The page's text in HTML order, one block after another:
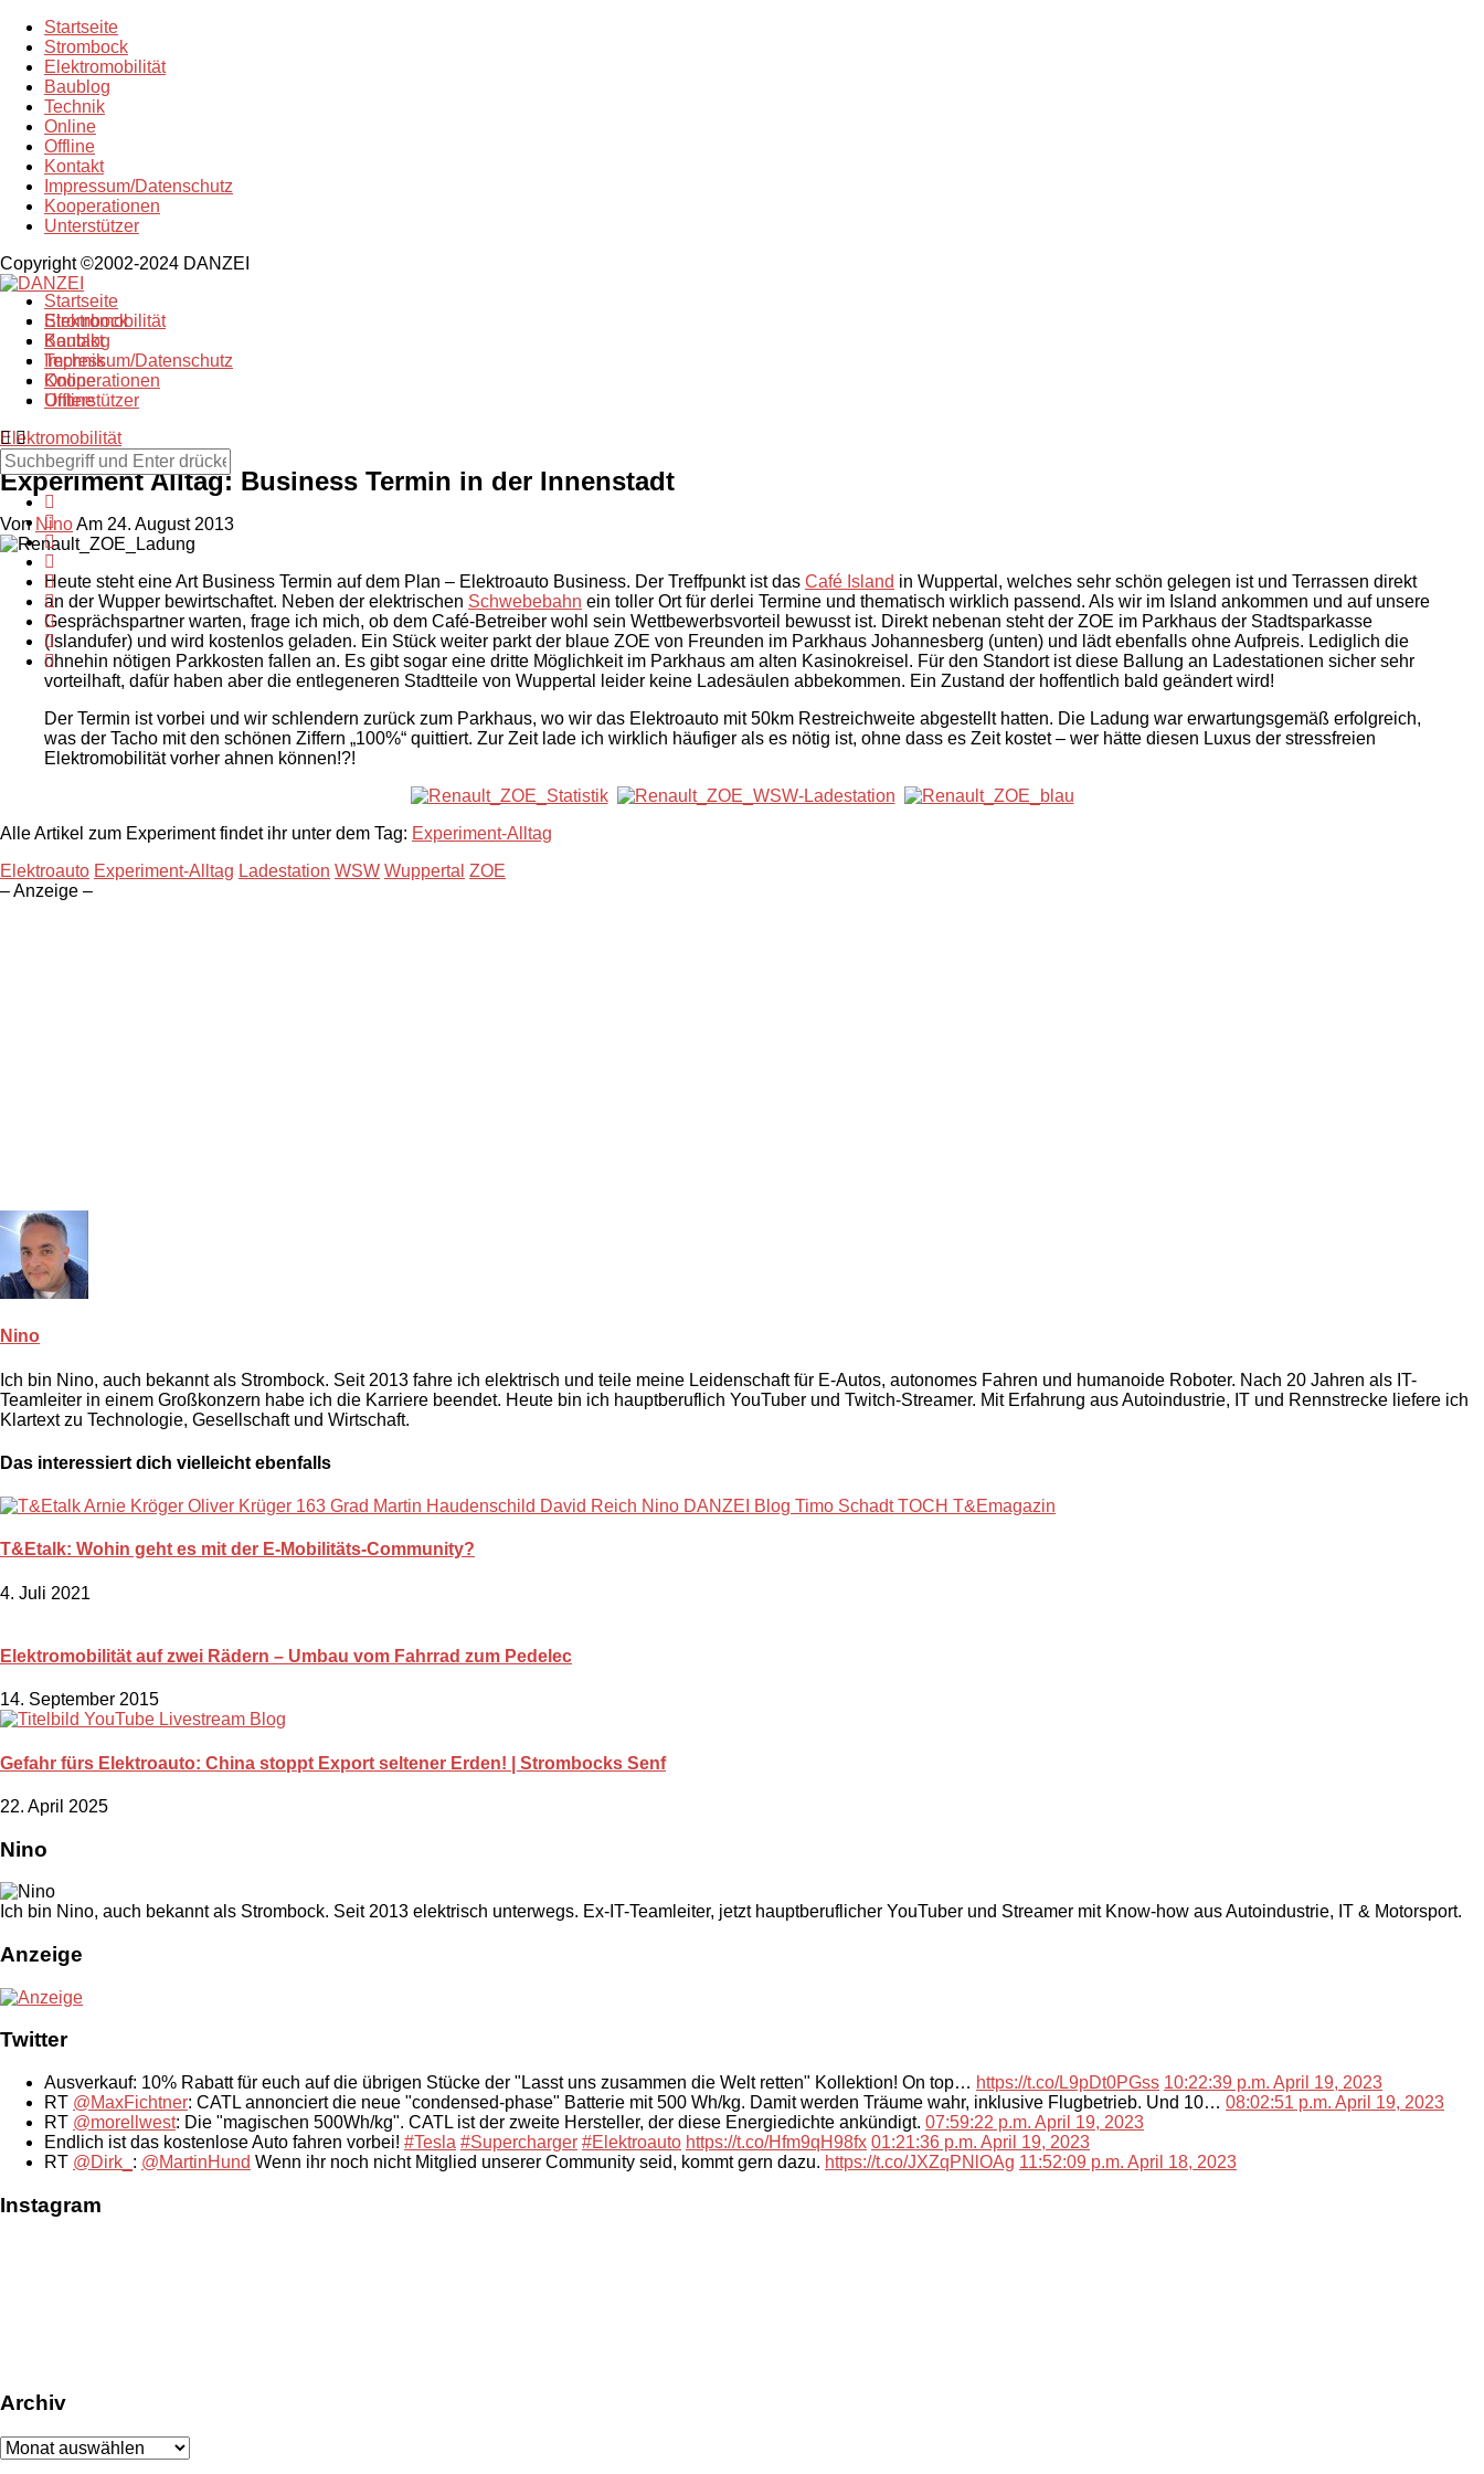
Startseite
Strombock
Elektromobilität
Baublog
Technik
Online
Offline
Kontakt
Impressum/Datenschutz
Kooperationen
Unterstützer
Copyright ©2002-2024 DANZEI
Startseite
Strombock
Kontakt
Impressum/Datenschutz
Kooperationen
Unterstützer
Elektromobilität
Baublog
Technik
Online
Offline
Elektromobilität
Experiment Alltag: Business Termin in der Innenstadt
Von NinoAm 24. August 2013
Heute steht eine Art Business Termin auf dem Plan – Elektroauto Business. Der Treffpunkt ist das Café Island in Wuppertal, welches sehr schön gelegen ist und Terrassen direkt
an der Wupper bewirtschaftet. Neben der elektrischen Schwebebahn ein toller Ort für derlei Termine und thematisch wirklich passend. Als wir im Island ankommen und auf unsere
Gesprächspartner warten, frage ich mich, ob dem Café-Betreiber wohl sein Wettbewerbsvorteil bewusst ist. Direkt nebenan steht der ZOE im Parkhaus der Stadtsparkasse
(Islandufer) und wird kostenlos geladen. Ein Stück weiter parkt der blaue ZOE von Freunden im Parkhaus Johannesberg (unten) und lädt ebenfalls ohne Aufpreis. Lediglich die
ohnehin nötigen Parkkosten fallen an. Es gibt sogar eine dritte Möglichkeit im Parkhaus am alten Kasinokreisel. Für den Standort ist diese Ballung an Ladestationen sicher sehr
vorteilhaft, dafür haben aber die entlegeneren Stadtteile von Wuppertal leider keine Ladesäulen abbekommen. Ein Zustand der hoffentlich bald geändert wird!
Der Termin ist vorbei und wir schlendern zurück zum Parkhaus, wo wir das Elektroauto mit 50km Restreichweite abgestellt hatten. Die Ladung war erwartungsgemäß erfolgreich,
was der Tacho mit den schönen Ziffern „100%“ quittiert. Zur Zeit lade ich wirklich häufiger als es nötig ist, ohne dass es Zeit kostet – wer hätte diesen Luxus der stressfreien
Elektromobilität vorher ahnen können!?!
Alle Artikel zum Experiment findet ihr unter dem Tag: Experiment-Alltag
Elektroauto Experiment-Alltag Ladestation WSW Wuppertal ZOE
– Anzeige –
Nino
Ich bin Nino, auch bekannt als Strombock. Seit 2013 fahre ich elektrisch und teile meine Leidenschaft für E-Autos, autonomes Fahren und humanoide Roboter. Nach 20 Jahren als IT-
Teamleiter in einem Großkonzern habe ich die Karriere beendet. Heute bin ich hauptberuflich YouTuber und Twitch-Streamer. Mit Erfahrung aus Autoindustrie, IT und Rennstrecke liefere ich
Klartext zu Technologie, Gesellschaft und Wirtschaft.
Das interessiert dich vielleicht ebenfalls
T&Etalk: Wohin geht es mit der E-Mobilitäts-Community?
4. Juli 2021
Elektromobilität auf zwei Rädern – Umbau vom Fahrrad zum Pedelec
14. September 2015
Gefahr fürs Elektroauto: China stoppt Export seltener Erden! | Strombocks Senf
22. April 2025
Nino
Ich bin Nino, auch bekannt als Strombock. Seit 2013 elektrisch unterwegs. Ex-IT-Teamleiter, jetzt hauptberuflicher YouTuber und Streamer mit Know-how aus Autoindustrie, IT & Motorsport.
Anzeige
Twitter
Ausverkauf: 10% Rabatt für euch auf die übrigen Stücke der "Lasst uns zusammen die Welt retten" Kollektion! On top… https://t.co/L9pDt0PGss 10:22:39 p.m. April 19, 2023
RT @MaxFichtner: CATL annonciert die neue "condensed-phase" Batterie mit 500 Wh/kg. Damit werden Träume wahr, inklusive Flugbetrieb. Und 10… 08:02:51 p.m. April 19, 2023
RT @morellwest: Die "magischen 500Wh/kg". CATL ist der zweite Hersteller, der diese Energiedichte ankündigt. 07:59:22 p.m. April 19, 2023
Endlich ist das kostenlose Auto fahren vorbei! #Tesla #Supercharger #Elektroauto https://t.co/Hfm9qH98fx 01:21:36 p.m. April 19, 2023
RT @Dirk_ : @MartinHund Wenn ihr noch nicht Mitglied unserer Community seid, kommt gern dazu. https://t.co/JXZqPNlOAg 11:52:09 p.m. April 18, 2023
Instagram
Archiv
Archiv